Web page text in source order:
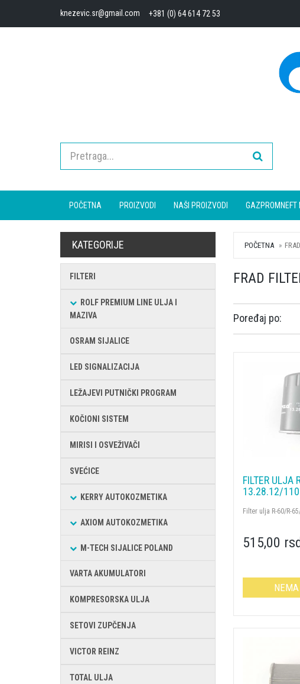
knezevic.sr@gmail.com +381 (0) 64 614 72 53
POČETNA PROIZVODI NAŠI PROIZVODI GAZPROMNEFT
KATEGORIJE
FILTERI
ROLF PREMIUM LINE ULJA I
MAZIVA
OSRAM SIJALICE
LED SIGNALIZACIJA
LEŽAJEVI PUTNIČKI PROGRAM
KOČIONI SISTEM
MIRISI I OSVEŽIVAČI
SVEĆICE
KERRY AUTOKOZMETIKA
AXIOM AUTOKOZMETIKA
M-TECH SIJALICE POLAND
VARTA AKUMULATORI
KOMPRESORSKA ULJA
SETOVI ZUPČENJA
VICTOR REINZ
TOTAL ULJA
POČETNA
FRAD
Poređaj po:
FILTER
13.28.12/110
Filter ulja R-60/R-
515,00 rsd